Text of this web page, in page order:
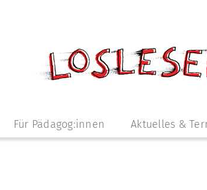
Für Pädagog:innen Aktuelles &